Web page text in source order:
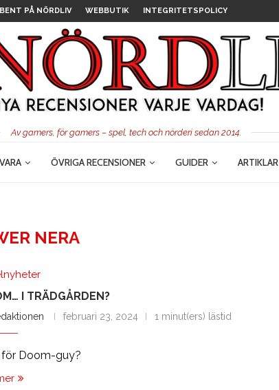
PÅ NÖRDLIV WEBBUTIK INTEGRITETSPOLICY
Av gamers, för gamers – spel, tech och nörderi sedan 2014.
ÖVRIGA RECENSIONER GUIDER ARTIKLAR
NERA
I TRÄDGÅRDEN?
februari 23, 2024 1 minut(ers) lästid
för Doom-guy?